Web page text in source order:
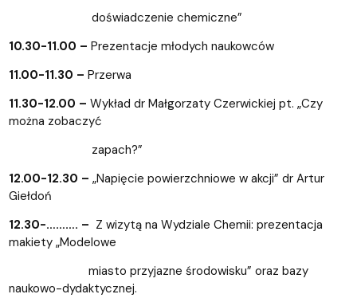
doświadczenie chemiczne”
10.30-11.00 – Prezentacje młodych naukowców
11.00-11.30 – Przerwa
11.30-12.00 – Wykład dr Małgorzaty Czerwickiej pt. „Czy
można zobaczyć
zapach?”
12.00-12.30 – „Napięcie powierzchniowe w akcji” dr Artur
Giełdoń
12.30-………. – Z wizytą na Wydziale Chemii: prezentacja
makiety „Modelowe
miasto przyjazne środowisku” oraz bazy
naukowo-dydaktycznej.